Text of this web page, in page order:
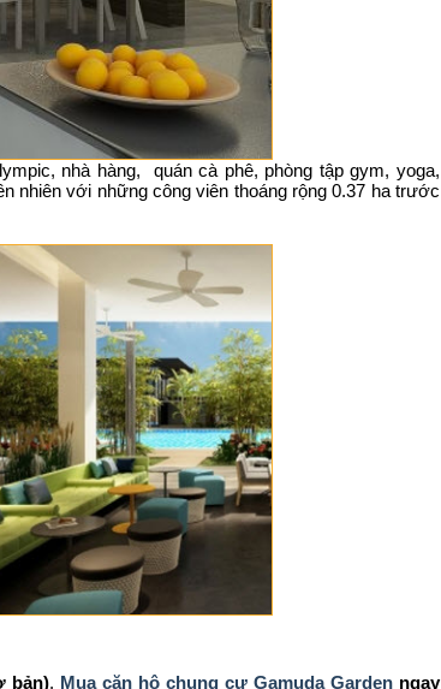
nhà hàng, quán cà phê, phòng tập gym, yoga,
nhiên với những công viên thoáng rộng 0.37 ha trước
bản). Mua căn hộ chung cư Gamuda Garden ngay